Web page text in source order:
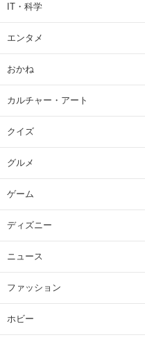
IT・科学
エンタメ
おかね
カルチャー・アート
クイズ
グルメ
ゲーム
ディズニー
ニュース
ファッション
ホビー